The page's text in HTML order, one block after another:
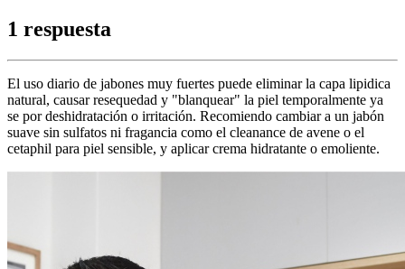
1 respuesta
El uso diario de jabones muy fuertes puede eliminar la capa lipidica
natural, causar resequedad y "blanquear" la piel temporalmente ya
se por deshidratación o irritación. Recomiendo cambiar a un jabón
suave sin sulfatos ni fragancia como el cleanance de avene o el
cetaphil para piel sensible, y aplicar crema hidratante o emoliente.